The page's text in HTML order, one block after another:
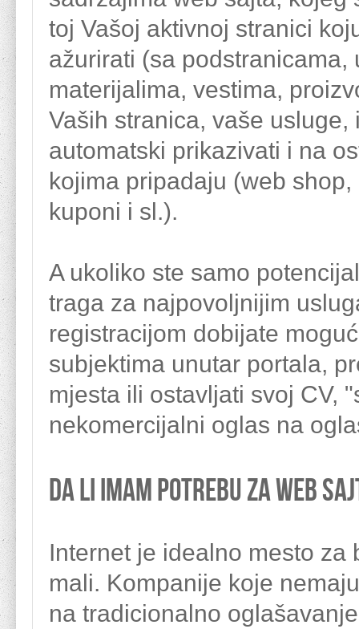
toj Vašoj aktivnoj stranici
ažurirati (sa
materijalima, vestima,
Vaših stranica, vaše
automatski prikazivati i na
kojima pripadaju (web
kuponi i sl.).
A ukoliko ste samo
traga za najpovoljnijim
registracijom dobijate
subjektima unutar portala,
mjesta ili ostavljati svoj CV,
nekomercijalni oglas na
Da li imam potrebu za web
Internet je idealno mesto
mali. Kompanije koje
na tradicionalno